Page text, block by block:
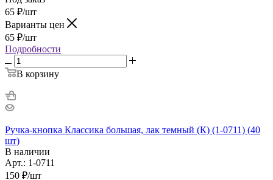
65 ₽/шт
Варианты цен
65 ₽/шт
Подробности
В корзину
Ручка-кнопка Классика большая, лак темный (К) (1-0711) (40
шт)
В наличии
Арт.: 1-0711
150 ₽/шт